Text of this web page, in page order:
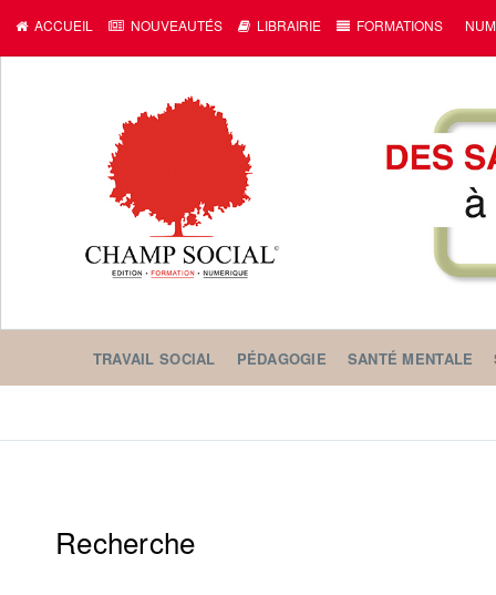
ACCUEIL NOUVEAUTÉS LIBRAIRIE FORMATIONS
TRAVAIL SOCIAL PÉDAGOGIE SANTÉ MENTALE
Recherche